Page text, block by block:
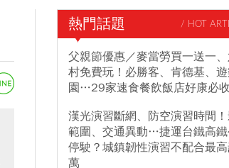
熱門話題 / HOT
父親節優惠／麥當勞買一送一
村免費玩！必勝客、肯德基、
園…29家速食餐飲飯店好康必收
漢光演習斷網、防空演習時間
範圍、交通異動…捷運台鐵高
停駛？城鎮韌性演習不配合最
萬